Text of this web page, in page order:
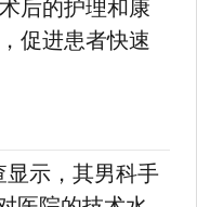
后的护理和康
促进患者快速
显示，其男科手